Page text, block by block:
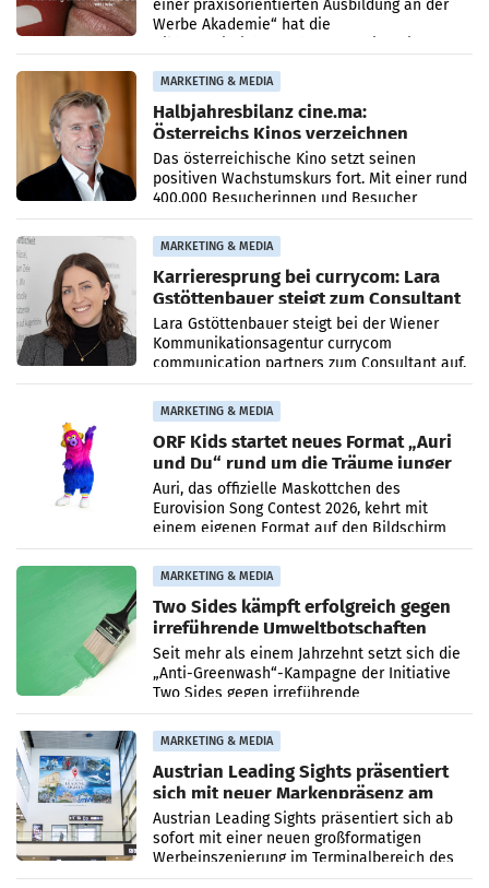
einer praxisorientierten Ausbildung an der
Werbe Akademie“ hat die
MARKETING & MEDIA
Halbjahresbilanz cine.ma:
Österreichs Kinos verzeichnen
400.000 Besucher mehr
Das österreichische Kino setzt seinen
positiven Wachstumskurs fort. Mit einer rund
400.000 Besucherinnen und Besucher
höheren Nettoreichweite im ersten Halbjahr
2026 gegenüber dem
MARKETING & MEDIA
Karrieresprung bei currycom: Lara
Gstöttenbauer steigt zum Consultant
auf
Lara Gstöttenbauer steigt bei der Wiener
Kommunikationsagentur currycom
communication partners zum Consultant auf.
Die 27-jährige Beraterin betreut Kundinnen
und Kunden in den Bereichen
MARKETING & MEDIA
ORF Kids startet neues Format „Auri
und Du“ rund um die Träume junger
Menschen
Auri, das offizielle Maskottchen des
Eurovision Song Contest 2026, kehrt mit
einem eigenen Format auf den Bildschirm
zurück. In der neuen Sendung „Auri und Du“
bei ORF Kids steht
MARKETING & MEDIA
Two Sides kämpft erfolgreich gegen
irreführende Umweltbotschaften
beim Papiereinsatz
Seit mehr als einem Jahrzehnt setzt sich die
„Anti-Greenwash“-Kampagne der Initiative
Two Sides gegen irreführende
Umweltaussagen bei Papierkommunikation
und papierbasierten Verpackungen
MARKETING & MEDIA
Austrian Leading Sights präsentiert
sich mit neuer Markenpräsenz am
Flughafen Wien
Austrian Leading Sights präsentiert sich ab
sofort mit einer neuen großformatigen
Werbeinszenierung im Terminalbereich des
Flughafen Wien. Die Präsenz befindet sich im